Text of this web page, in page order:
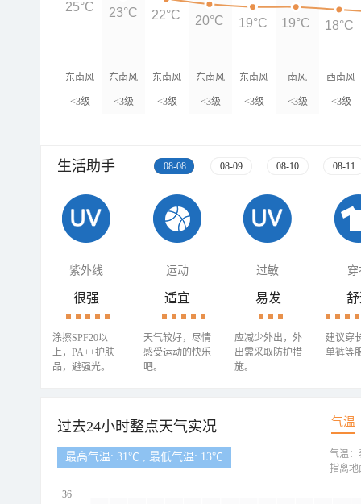
东南风
<3级
东南风
<3级
东南风
<3级
东南风
<3级
东南风
<3级
南风
<3级
西南风
<3级
25°C 23°C 22°C 20°C 19°C 19°C 18°C
生活助手 08-08 08-09 08-10 08-11
紫外线 运动 过敏 穿
很强
涂擦SPF20以
上，PA++护肤
品，避强光。
适宜
天气较好，尽情
感受运动的快乐
吧。
易发
应减少外出，外
出需采取防护措
施。
建议穿
单裤等
过去24小时整点天气实况 气温
最高气温: 31℃ , 最低气温: 13℃
36
气温：
指离地